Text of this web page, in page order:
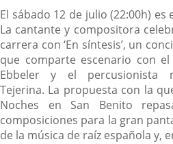
El sábado 12 de julio (22:00h) es
La cantante y compositora
carrera con ‘En síntesis’, un
que comparte escenario con
Ebbeler y el percusionista
Tejerina. La propuesta con la
Noches en San Benito
composiciones para la gran
de la música de raíz española y,